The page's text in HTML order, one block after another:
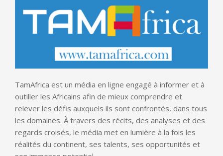
TamAfrica est un média en ligne engagé à informer et à
outiller les Africains afin de mieux comprendre et
relever les défis auxquels ils sont confrontés, dans tous
les domaines. À travers des récits, des analyses et des
regards croisés, le média met en lumière à la fois les
réalités du continent, ses talents, ses opportunités et